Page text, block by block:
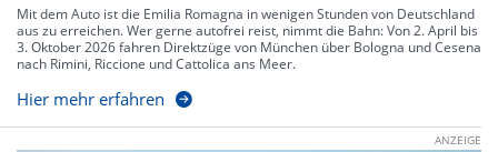
Mit dem Auto ist die Emilia Romagna in wenigen Stunden von Deutschland
aus zu erreichen. Wer gerne autofrei reist, nimmt die Bahn: Von 2. April bis
3. Oktober 2026 fahren Direktzüge von München über Bologna und Cesena
nach Rimini, Riccione und Cattolica ans Meer.
Hier mehr erfahren
ANZEIGE